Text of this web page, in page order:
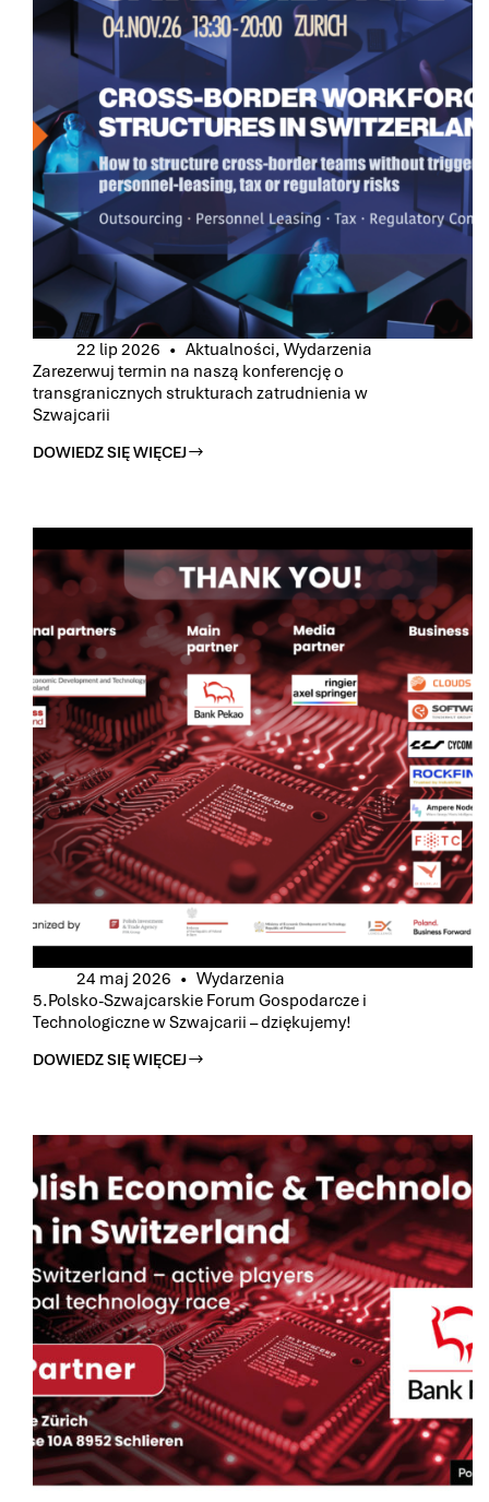
22 lip 2026 Aktualności, Wydarzenia
Zarezerwuj termin na naszą konferencję o
transgranicznych strukturach zatrudnienia w
Szwajcarii
DOWIEDZ SIĘ WIĘCEJ
ZAREZERWUJ
O
TRANSGRANICZNYCH
STRUKTURACH
ZATRUDNIENIA
W
SZWAJCARII
24 maj 2026
Wydarzenia
5.Polsko-Szwajcarskie Forum Gospodarcze i
Technologiczne w Szwajcarii – dziękujemy!
DOWIEDZ SIĘ WIĘCEJ
5.POLSKO-
TECHNOLOGICZNE
W
SZWAJCARII
–
DZIĘKUJEMY!